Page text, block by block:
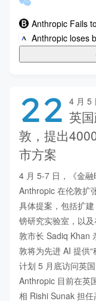
Anthropic Fails
Anthropic loses
22 4 月 5
英
敦，提出
市方案
4 月 5-7 日，《金
Anthropic 在伦敦扩
具体提案，包括扩
镑研究实验室，以
敦市长 Sadiq Khan
敦将为先进 AI 提供
计划 5 月底访问英
Anthropic 目前在英
相 Rishi Sunak 担